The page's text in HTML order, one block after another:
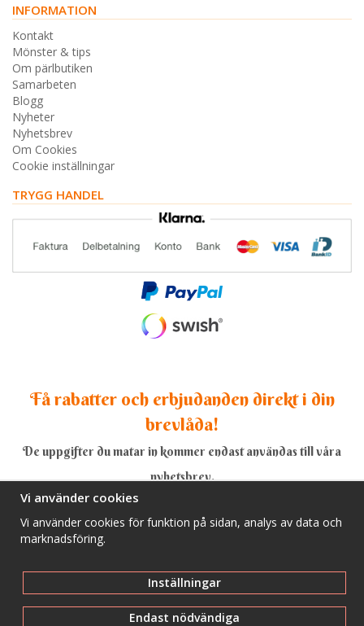
INFORMATION
Kontakt
Mönster & tips
Om pärlbutiken
Samarbeten
Blogg
Nyheter
Nyhetsbrev
Om Cookies
Cookie inställningar
TRYGG HANDEL
Få rabatter och erbjudanden direkt i din
brevlåda!
De uppgifter du matar in kommer endast användas till våra
nyhetsbrev.
Vi använder cookies
Vi använder cookies för funktion på sidan, analys av data och
marknadsföring.
Inställningar
Endast nödvändiga